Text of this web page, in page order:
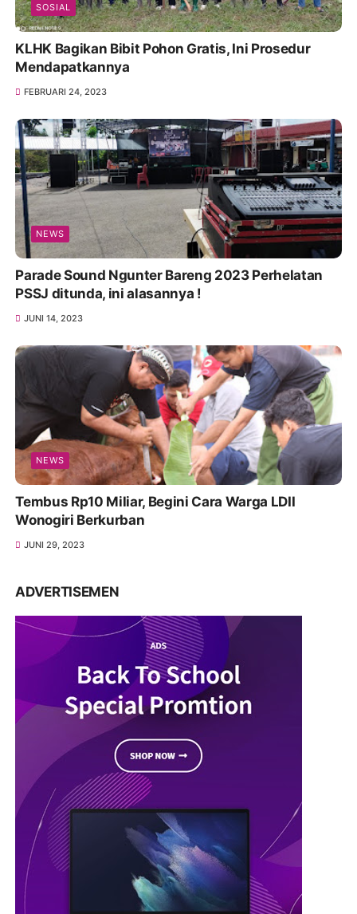
SOSIAL
KLHK Bagikan Bibit Pohon Gratis, Ini Prosedur
Mendapatkannya
FEBRUARI 24, 2023
NEWS
Parade Sound Ngunter Bareng 2023 Perhelatan
PSSJ ditunda, ini alasannya !
JUNI 14, 2023
NEWS
Tembus Rp10 Miliar, Begini Cara Warga LDII
Wonogiri Berkurban
JUNI 29, 2023
ADVERTISEMEN